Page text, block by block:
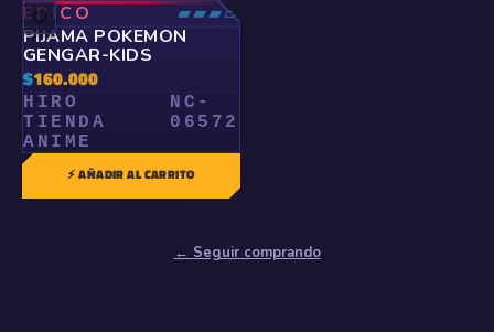
🤍
ÉPICO
▰▰▰▱
PIJAMA POKEMON
GENGAR-KIDS
$160.000
HIRO
TIENDA
ANIME
NC-
06572
⚡ AÑADIR AL CARRITO
← Seguir comprando